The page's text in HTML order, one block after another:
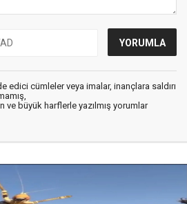
edici cümleler veya imalar, inançlara saldırı
ve büyük harflerle yazılmış yorumlar